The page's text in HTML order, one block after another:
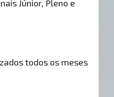
Júnior, Pleno e
todos os meses